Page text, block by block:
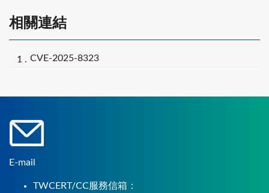
相關連結
CVE-2025-8323
E-mail
TWCERT/CC服務信箱：